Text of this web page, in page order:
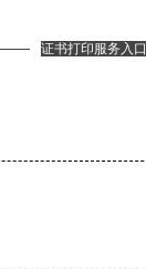
证书打印服务入口